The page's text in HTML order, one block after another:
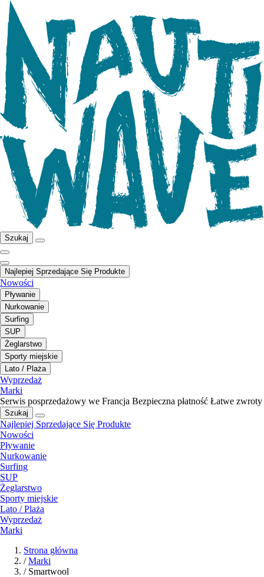
Szukaj
Najlepiej Sprzedające Się Produkte
Nowości
Pływanie
Nurkowanie
Surfing
SUP
Żeglarstwo
Sporty miejskie
Lato / Plaża
Wyprzedaż
Marki
Serwis posprzedażowy we Francja Bezpieczna płatność Łatwe zwroty
Szukaj
Najlepiej Sprzedające Się Produkte
Nowości
Pływanie
Nurkowanie
Surfing
SUP
Żeglarstwo
Sporty miejskie
Lato / Plaża
Wyprzedaż
Marki
Strona główna
/ Marki
/ Smartwool